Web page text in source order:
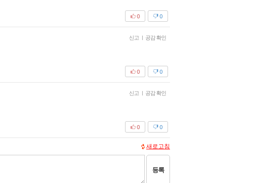
0
0
신고 | 공감 확인
0
0
신고 | 공감 확인
0
0
새로고침
등록